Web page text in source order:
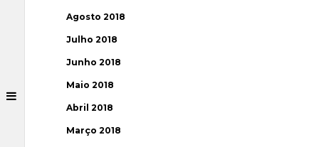
Agosto 2018
Julho 2018
Junho 2018
Maio 2018
Abril 2018
Março 2018